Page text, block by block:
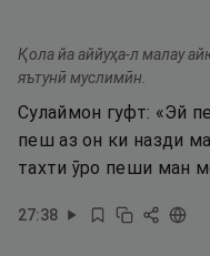
Қола йа аййуҳа-л малау
яътунӣ муслимӣн.
Сулаймон гуфт: «Эй
пеш аз он ки назди
тахти ӯро пеши ман
27:38